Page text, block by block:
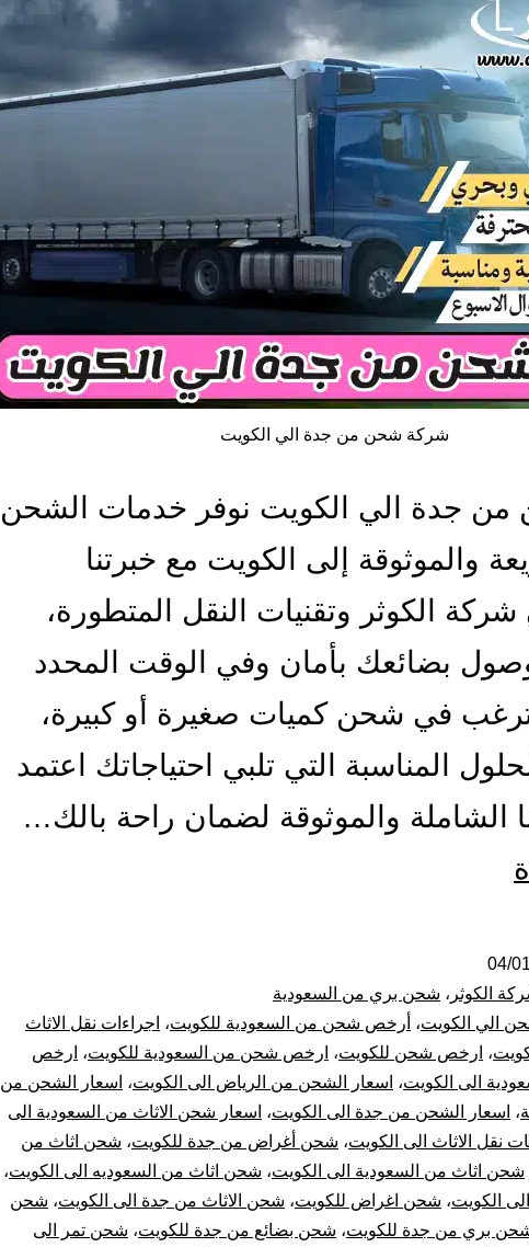
شركة شحن من جدة الي الكويت
جدة الي الكويت نوفر خدمات الشحن
والموثوقة إلى الكويت مع خبرتنا
شركة الكوثر وتقنيات النقل المتطورة،
بضائعك بأمان وفي الوقت المحدد
في شحن كميات صغيرة أو كبيرة،
المناسبة التي تلبي احتياجاتك اعتمد
الشاملة والموثوقة لضمان راحة بالك…
من
جدة
الي
الكويت
|
نقل
04/
الكوثر ، شحن بري من السعودية
الي الكويت، أرخص شحن من السعودية للكويت، اجراءات نقل الاثاث
، ارخص شحن للكويت، ارخص شحن من السعودية للكويت، ارخص
الى الكويت، اسعار الشحن من الرياض الى الكويت، اسعار الشحن من
، اسعار الشحن من جدة الى الكويت، اسعار شحن الاثاث من السعودية الى
نقل الاثاث الى الكويت، شحن أغراض من جدة للكويت، شحن اثاث من
شحن اثاث من السعودية الى الكويت، شحن اثاث من السعوديه الى الكويت،
الكويت، شحن اغراض للكويت، شحن الاثاث من جدة الى الكويت، شحن
بري من جدة للكويت، شحن بضائع من جدة للكويت، شحن تمر الى